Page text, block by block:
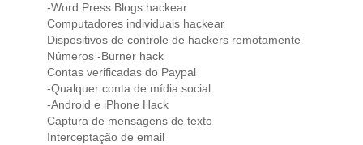
-Word Press Blogs hackear
Computadores individuais hackear
Dispositivos de controle de hackers remotamente
Números -Burner hack
Contas verificadas do Paypal
-Qualquer conta de mídia social
-Android e iPhone Hack
Captura de mensagens de texto
Interceptação de email